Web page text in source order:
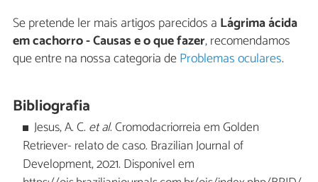
Se pretende ler mais artigos parecidos a Lágrima ácida
em cachorro - Causas e o que fazer, recomendamos
que entre na nossa categoria deProblemas oculares.
Bibliografia
Jesus, A. C. et al. Cromodacriorreia em Golden
Retriever- relato de caso. Brazilian Journal of
Development, 2021. Disponível em